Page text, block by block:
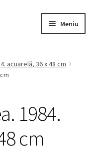
Meniu
acuarelă, 36 x 48 cm
1984.
cm